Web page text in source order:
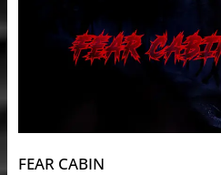
FEAR CABIN